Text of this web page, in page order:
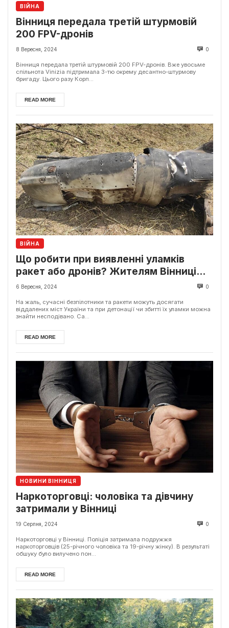
ВІЙНА
Вінниця передала третій штурмовій
200 FPV-дронів
8 Вересня, 2024 0
Вінниця передала третій штурмовій 200 FPV-дронів. Вже увосьме
спільнота Vinizia підтримала 3-тю окрему десантно-штурмову
бригаду. Цього разу Корп...
READ MORE
ВІЙНА
Що робити при виявленні уламків
ракет або дронів? Жителям Вінниці
пояснили алгоритм дій
6 Вересня, 2024 0
На жаль, сучасні безпілотники та ракети можуть досягати
віддалених міст України та при детонації чи збитті їх уламки можна
знайти несподівано. Са...
READ MORE
НОВИНИ ВІННИЦЯ
Наркоторговці: чоловіка та дівчину
затримали у Вінниці
19 Серпня, 2024 0
Наркоторговці у Вінниці. Поліція затримала подружжя
наркоторговців (25-річного чоловіка та 19-річну жінку). В результаті
обшуку було вилучено пон...
READ MORE